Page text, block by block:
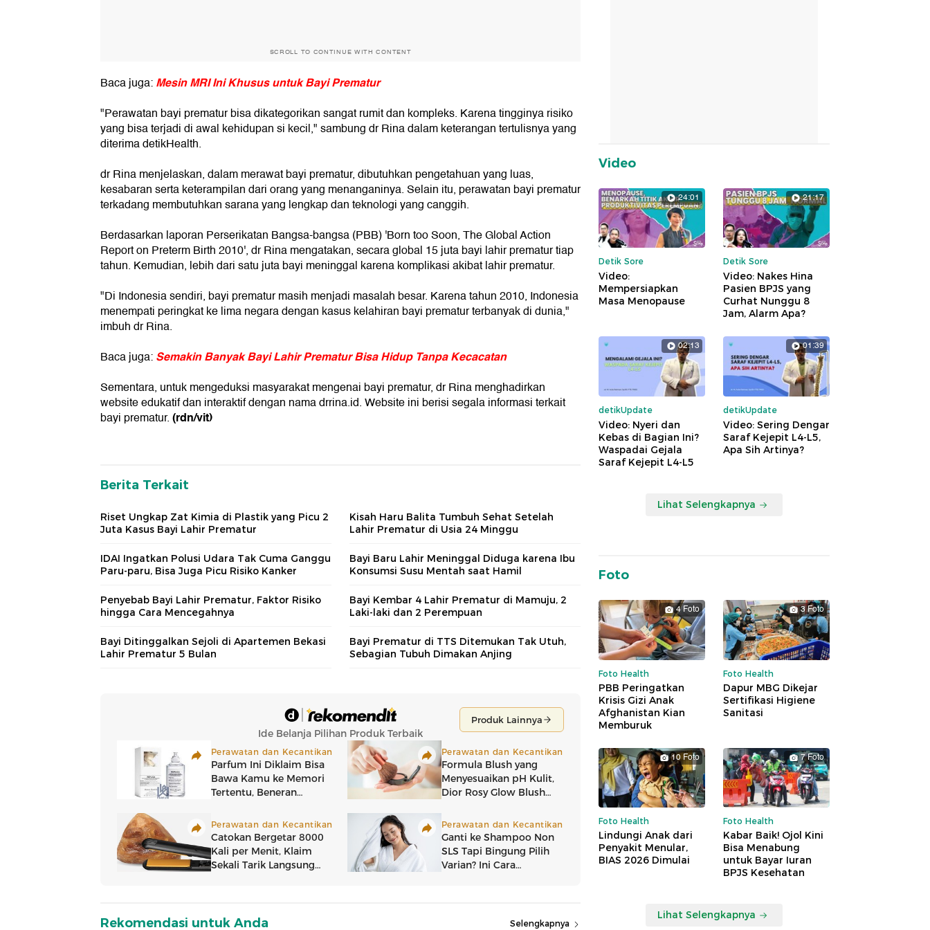
SCROLL TO CONTINUE WITH CONTENT
Baca juga:Mesin MRI Ini Khusus untuk Bayi Prematur
"Perawatan bayi prematur bisa dikategorikan sangat rumit dan kompleks. Karena tingginya risiko
yang bisa terjadi di awal kehidupan si kecil," sambung dr Rina dalam keterangan tertulisnya yang
diterima detikHealth.
dr Rina menjelaskan, dalam merawat bayi prematur, dibutuhkan pengetahuan yang luas,
kesabaran serta keterampilan dari orang yang menanganinya. Selain itu, perawatan bayi prematur
terkadang membutuhkan sarana yang lengkap dan teknologi yang canggih.
Berdasarkan laporan Perserikatan Bangsa-bangsa (PBB) 'Born too Soon, The Global Action
Report on Preterm Birth 2010', dr Rina mengatakan, secara global 15 juta bayi lahir prematur tiap
tahun. Kemudian, lebih dari satu juta bayi meninggal karena komplikasi akibat lahir prematur.
"Di Indonesia sendiri, bayi prematur masih menjadi masalah besar. Karena tahun 2010, Indonesia
menempati peringkat ke lima negara dengan kasus kelahiran bayi prematur terbanyak di dunia,"
imbuh dr Rina.
Baca juga:Semakin Banyak Bayi Lahir Prematur Bisa Hidup Tanpa Kecacatan
Sementara, untuk mengeduksi masyarakat mengenai bayi prematur, dr Rina menghadirkan
website edukatif dan interaktif dengan nama drrina.id. Website ini berisi segala informasi terkait
bayi prematur.(rdn/vit)
Berita Terkait
Riset Ungkap Zat Kimia di Plastik yang Picu 2
Juta Kasus Bayi Lahir Prematur
Kisah Haru Balita Tumbuh Sehat Setelah
Lahir Prematur di Usia 24 Minggu
IDAI Ingatkan Polusi Udara Tak Cuma Ganggu
Paru-paru, Bisa Juga Picu Risiko Kanker
Bayi Baru Lahir Meninggal Diduga karena Ibu
Konsumsi Susu Mentah saat Hamil
Penyebab Bayi Lahir Prematur, Faktor Risiko
hingga Cara Mencegahnya
Bayi Kembar 4 Lahir Prematur di Mamuju, 2
Laki-laki dan 2 Perempuan
Bayi Ditinggalkan Sejoli di Apartemen Bekasi
Lahir Prematur 5 Bulan
Bayi Prematur di TTS Ditemukan Tak Utuh,
Sebagian Tubuh Dimakan Anjing
Rekomendasi untuk Anda Selengkapnya
Video
24:01
Detik Sore
Video:
Mempersiapkan
Masa Menopause
21:17
Detik Sore
Video: Nakes Hina
Pasien BPJS yang
Curhat Nunggu 8
Jam, Alarm Apa?
02:13
detikUpdate
Video: Nyeri dan
Kebas di Bagian Ini?
Waspadai Gejala
Saraf Kejepit L4-L5
01:39
detikUpdate
Video: Sering Dengar
Saraf Kejepit L4-L5,
Apa Sih Artinya?
Lihat Selengkapnya
Foto
4 Foto
Foto Health
PBB Peringatkan
Krisis Gizi Anak
Afghanistan Kian
Memburuk
3 Foto
Foto Health
Dapur MBG Dikejar
Sertifikasi Higiene
Sanitasi
10 Foto
Foto Health
Lindungi Anak dari
Penyakit Menular,
BIAS 2026 Dimulai
7 Foto
Foto Health
Kabar Baik! Ojol Kini
Bisa Menabung
untuk Bayar Iuran
BPJS Kesehatan
Lihat Selengkapnya